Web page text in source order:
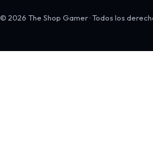
© 2026 The Shop Gamer · Todos los